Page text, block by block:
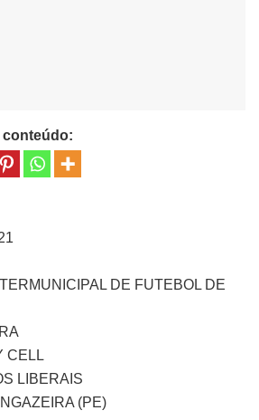
DE FUTEBOL DE
CELL
LIBERAIS
(PE)